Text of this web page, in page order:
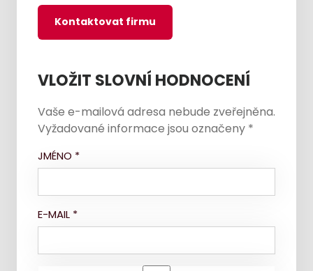
Kontaktovat firmu
VLOŽIT SLOVNÍ HODNOCENÍ
Vaše e-mailová adresa nebude zveřejněna.
Vyžadované informace jsou označeny *
JMÉNO *
E-MAIL *